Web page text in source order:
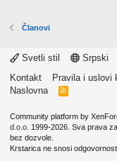
Članovi
Svetli stil
Srpski
Kontakt
Pravila i uslovi
Naslovna
R
Community platform by
d.o.o. 1999-2026. Sva prava
bez dozvole.
Krstarica ne snosi